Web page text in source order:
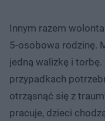
Innym razem
5-osobowa rodzinę.
jedną walizkę i
przypadkach
otrząsnąć się z
pracuje, dzieci